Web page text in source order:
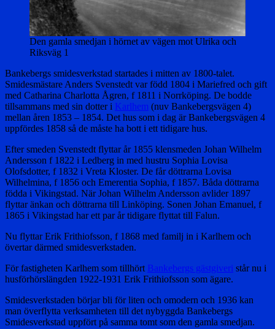
Den gamla smedjan i hörnet av vägen mot Ulrika och
Riksväg 1
Bankebergs smidesverkstad startades i mitten av 1800-talet.
Smidesmästare Anders Svenstedt var född 1804 i Mariefred och gift
med Catharina Charlotta Ågren, f 1811 i Norrköping. De bodde
tillsammans med sin dotter i Karlhem (nuv Bankebergsvägen 4)
mellan åren 1853 – 1854. Det hus som i dag är Bankebergsvägen 4
uppfördes 1858 så de måste ha bott i ett tidigare hus.
Efter smeden Svenstedt flyttar år 1855 klensmeden Johan Wilhelm
Andersson f 1822 i Ledberg in med hustru Sophia Lovisa
Olofsdotter, f 1832 i Vreta Kloster. De får döttrarna Lovisa
Wilhelmina, f 1856 och Emerentia Sophia, f 1857. Båda döttrarna
födda i Vikingstad. När Johan Wilhelm Andersson avlider 1897
flyttar änkan och döttrarna till Linköping. Sonen Johan Emanuel, f
1865 i Vikingstad har ett par år tidigare flyttat till Falun.
Nu flyttar Erik Frithiofsson, f 1868 med familj in i Karlhem och
övertar därmed smidesverkstaden.
För fastigheten Karlhem som tillhört Bankebergs gästgiveri står nu i
husförhörslängden 1922-1931 Erik Frithiofsson som ägare.
Smidesverkstaden börjar bli för liten och omodern och 1936 kan
man överflytta verksamheten till det nybyggda Bankebergs
Smidesverkstad uppfört på samma tomt som den gamla smedjan.